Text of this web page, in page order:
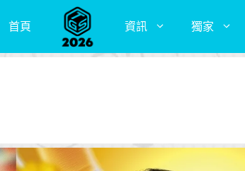
首頁 資訊 獨家